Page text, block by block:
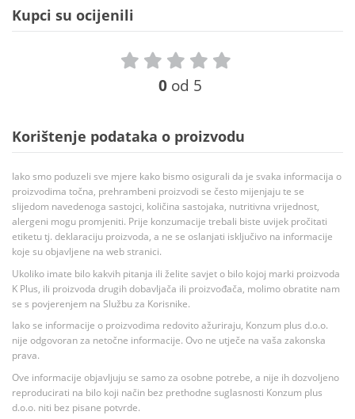
Kupci su ocijenili
0 od 5
Korištenje podataka o proizvodu
Iako smo poduzeli sve mjere kako bismo osigurali da je svaka informacija o
proizvodima točna, prehrambeni proizvodi se često mijenjaju te se
slijedom navedenoga sastojci, količina sastojaka, nutritivna vrijednost,
alergeni mogu promjeniti. Prije konzumacije trebali biste uvijek pročitati
etiketu tj. deklaraciju proizvoda, a ne se oslanjati isključivo na informacije
koje su objavljene na web stranici.
Ukoliko imate bilo kakvih pitanja ili želite savjet o bilo kojoj marki proizvoda
K Plus, ili proizvoda drugih dobavljača ili proizvođača, molimo obratite nam
se s povjerenjem na Službu za Korisnike.
Iako se informacije o proizvodima redovito ažuriraju, Konzum plus d.o.o.
nije odgovoran za netočne informacije. Ovo ne utječe na vaša zakonska
prava.
Ove informacije objavljuju se samo za osobne potrebe, a nije ih dozvoljeno
reproducirati na bilo koji način bez prethodne suglasnosti Konzum plus
d.o.o. niti bez pisane potvrde.